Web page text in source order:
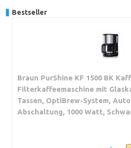
Bestseller
Braun PurShine KF 1500 BK
Filterkaffeemaschine mit
Tassen, OptiBrew-System,
Abschaltung, 1000 Watt,